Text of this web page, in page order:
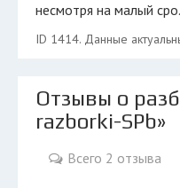
несмотря на малый
ID 1414. Данные
Отзывы о
razborki-SPb»
Всего 2 отзыва